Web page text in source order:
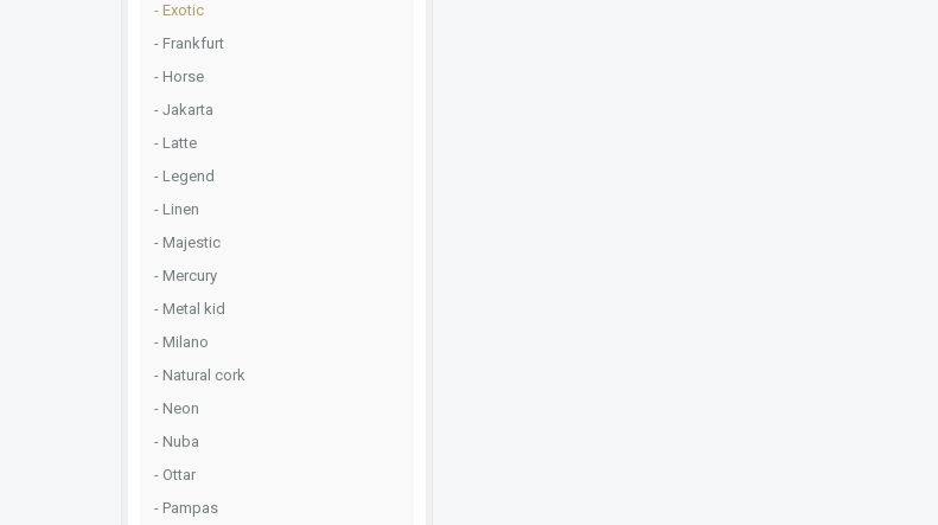
Exotic
Frankfurt
Horse
Jakarta
Latte
Legend
Linen
Majestic
Mercury
Metal kid
Milano
Natural cork
Neon
Nuba
Ottar
Pampas